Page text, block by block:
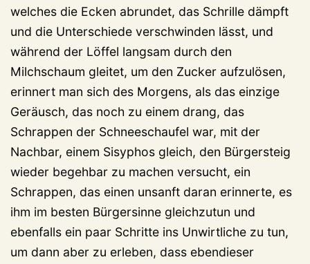
welches die Ecken abrundet, das Schrille dämpft
und die Unterschiede verschwinden lässt, und
während der Löffel langsam durch den
Milchschaum gleitet, um den Zucker aufzulösen,
erinnert man sich des Morgens, als das einzige
Geräusch, das noch zu einem drang, das
Schrappen der Schneeschaufel war, mit der
Nachbar, einem Sisyphos gleich, den Bürgersteig
wieder begehbar zu machen versucht, ein
Schrappen, das einen unsanft daran erinnerte, es
ihm im besten Bürgersinne gleichzutun und
ebenfalls ein paar Schritte ins Unwirtliche zu tun,
um dann aber zu erleben, dass ebendieser